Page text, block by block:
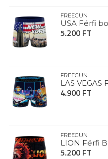
FREEGUN
USA Férfi
5.200 FT
FREEGUN
LAS VEGAS
4.900 FT
FREEGUN
LION Férfi
5.200 FT